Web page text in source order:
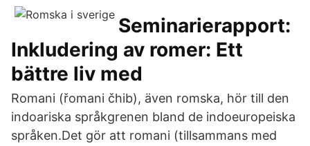
Seminarierapport:
Inkludering av romer: Ett
bättre liv med
Romani (řomani čhib), även romska, hör till den
indoariska språkgrenen bland de indoeuropeiska
språken.Det gör att romani (tillsammans med